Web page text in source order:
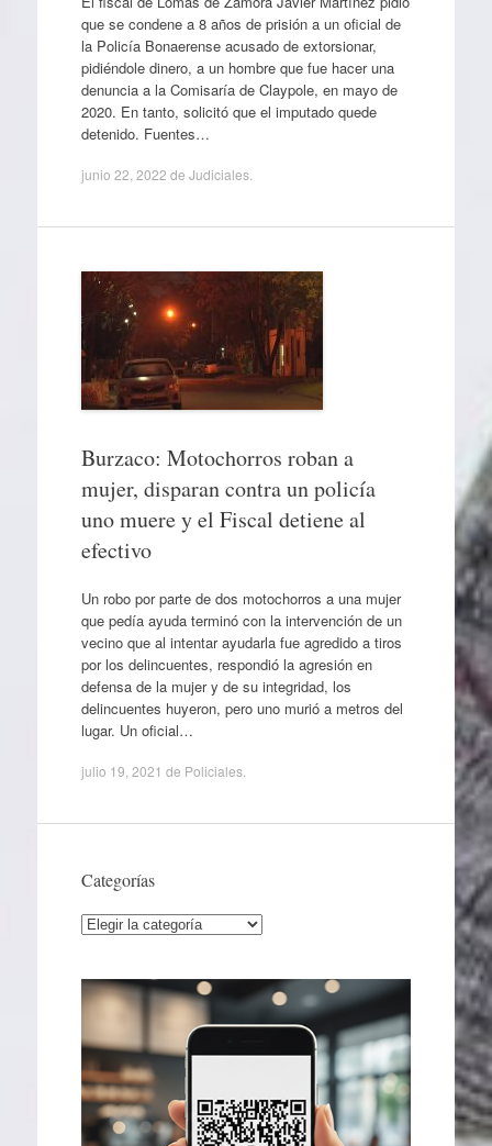
que se condene a 8 años de prisión a un oficial de
la Policía Bonaerense acusado de extorsionar,
pidiéndole dinero, a un hombre que fue hacer una
denuncia a la Comisaría de Claypole, en mayo de
2020. En tanto, solicitó que el imputado quede
detenido. Fuentes…
junio 22, 2022 de Judiciales.
Burzaco: Motochorros roban a
mujer, disparan contra un policía
uno muere y el Fiscal detiene al
efectivo
Un robo por parte de dos motochorros a una mujer
que pedía ayuda terminó con la intervención de un
vecino que al intentar ayudarla fue agredido a tiros
por los delincuentes, respondió la agresión en
defensa de la mujer y de su integridad, los
delincuentes huyeron, pero uno murió a metros del
lugar. Un oficial…
julio 19, 2021 de Policiales.
Categorías
Categorías